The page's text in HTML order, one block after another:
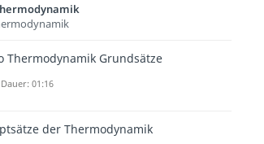
Thermodynamik Grundsätze
01:16
der Thermodynamik